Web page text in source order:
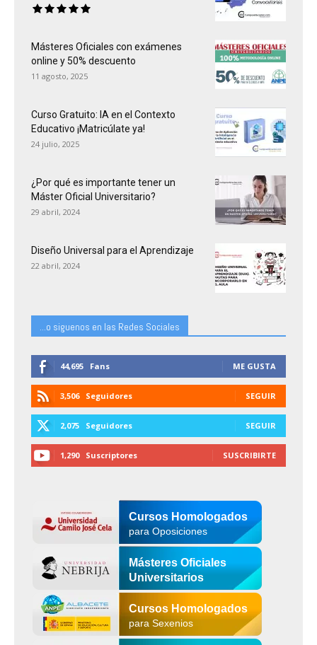
Másteres Oficiales con exámenes
online y 50% descuento
11 agosto, 2025
Curso Gratuito: IA en el Contexto
Educativo ¡Matricúlate ya!
24 julio, 2025
¿Por qué es importante tener un
Máster Oficial Universitario?
29 abril, 2024
Diseño Universal para el Aprendizaje
22 abril, 2024
...o siguenos en las Redes Sociales
44,695 Fans ME GUSTA
3,506 Seguidores SEGUIR
2,075 Seguidores SEGUIR
1,290 Suscriptores SUSCRIBIRTE
Cursos Homologados
para Oposiciones
Másteres Oficiales
Universitarios
Cursos Homologados
para Sexenios